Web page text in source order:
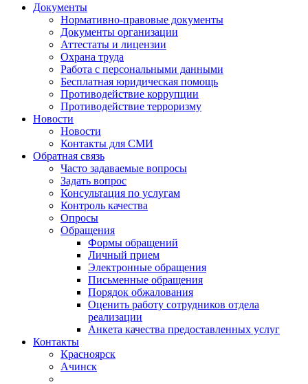
Документы
Нормативно-правовые документы
Документы организации
Аттестаты и лицензии
Охрана труда
Работа с персональными данными
Бесплатная юридическая помощь
Противодействие коррупции
Противодействие терроризму
Новости
Новости
Контакты для СМИ
Обратная связь
Часто задаваемые вопросы
Задать вопрос
Консультация по услугам
Контроль качества
Опросы
Обращения
Формы обращений
Личный прием
Электронные обращения
Письменные обращения
Порядок обжалования
Оценить работу сотрудников отдела
реализации
Анкета качества предоставленных услуг
Контакты
Красноярск
Ачинск